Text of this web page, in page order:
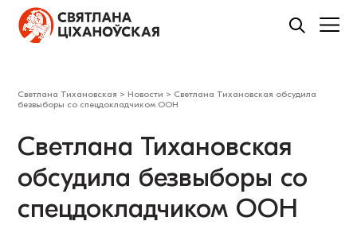
Светлана Тихановская > Новости > Светлана Тихановская обсудила
безвыборы со спецдокладчиком ООН
Светлана Тихановская
обсудила безвыборы со
спецдокладчиком ООН